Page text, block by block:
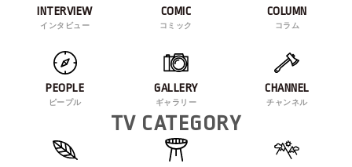
INTERVIEW
インタビュー
COMIC
コミック
COLUMN
コラム
PEOPLE
ピープル
GALLERY
ギャラリー
CHANNEL
チャンネル
TV CATEGORY